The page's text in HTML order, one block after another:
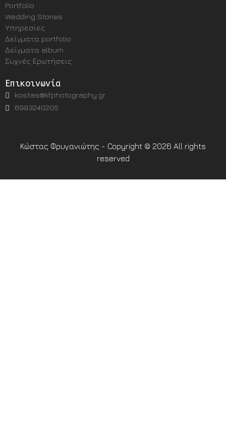
Portfolio
Wedding Stories
Υπηρεσίες
Δείγματα portfolio
Δείγματα album
Συχνές Ερωτήσεις
Επικοινωνία
kostas@kfphotography.gr
6993240205
Κώστας Φρυγανιώτης - Copyright © 2026 All rights
reserved